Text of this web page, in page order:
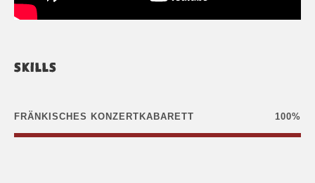
SKILLS
FRÄNKISCHES KONZERTKABARETT 100%